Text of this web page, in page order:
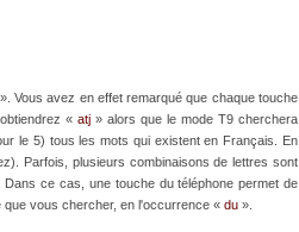
Vous avez en effet remarqué que chaque touche
obtiendrez «atj» alors que le mode T9 cherchera
le 5) tous les mots qui existent en Français. En
Parfois, plusieurs combinaisons de lettres sont
Dans ce cas, une touche du téléphone permet de
vous chercher, en l'occurrence « du ».